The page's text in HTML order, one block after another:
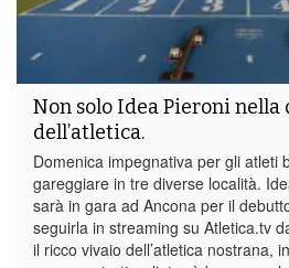
Non solo Idea Pieroni nella
dell’atletica.
Domenica impegnativa per gli atleti
gareggiare in tre diverse località.
sarà in gara ad Ancona per il
seguirla in streaming su Atletica.tv
il ricco vivaio dell’atletica nostrana,